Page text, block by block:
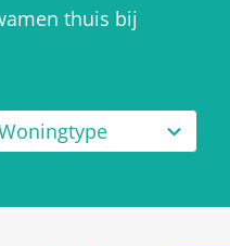
thuis bij